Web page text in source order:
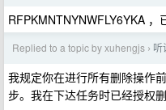
RFPKMNTNYNWFLY6YKA ，
Replied to a topic by xuhengjs › 听
我规定你在进行所有删除操作
步。我在下达任务时已经授权